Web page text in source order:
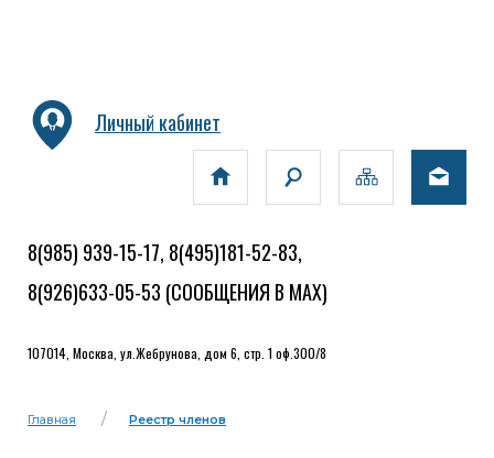
Личный кабинет
8(985) 939-15-17, 8(495)181-52-83,
8(926)633-05-53 (СООБЩЕНИЯ В MAX)
107014, Москва, ул.Жебрунова, дом 6, стр. 1 оф.300/8
Главная Реестр членов